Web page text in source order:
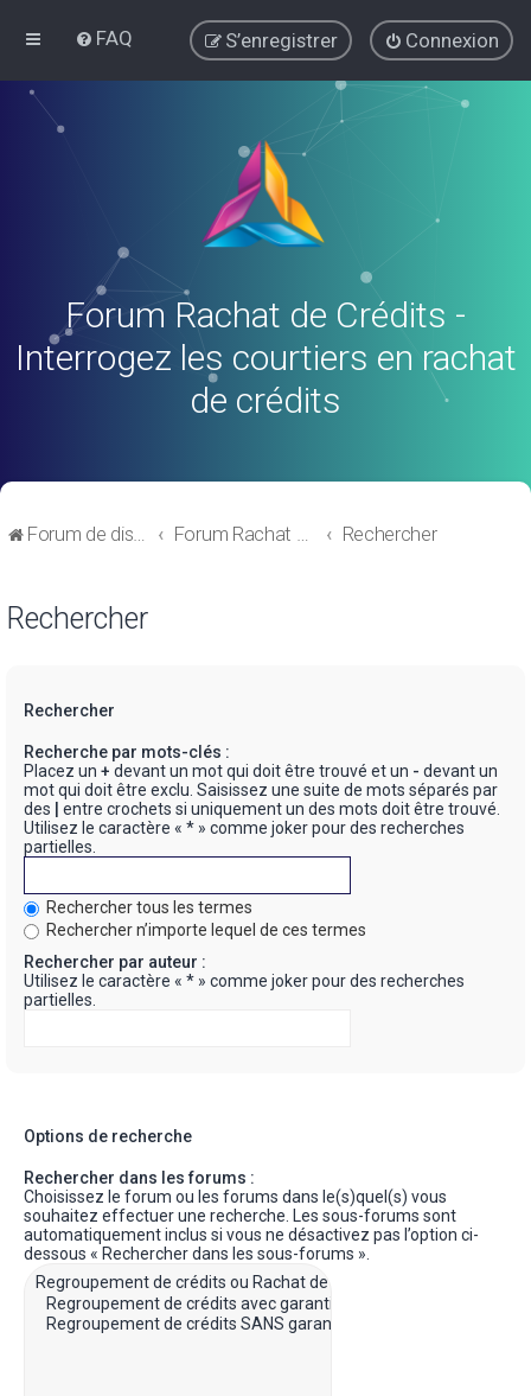
FAQ Connexion
S’enregistrer
Forum Rachat de Crédits -
Interrogez les courtiers en rachat
de crédits
Forum de discussions sur le Regroupement de Crédits et le Rachat de Crédits Forum Rachat de Crédits Rechercher
Rechercher
Rechercher
Recherche par mots-clés :
Placez un + devant un mot qui doit être trouvé et un - devant un
mot qui doit être exclu. Saisissez une suite de mots séparés par
des
entre crochets si uniquement un des mots doit être trouvé.
Utilisez le caractère « * » comme joker pour des recherches
partielles.
Rechercher tous les termes
Rechercher n’importe lequel de ces termes
Rechercher par auteur :
Utilisez le caractère « * » comme joker pour des recherches
partielles.
Options de recherche
Rechercher dans les forums :
Choisissez le forum ou les forums dans le(s)quel(s) vous
souhaitez effectuer une recherche. Les sous-forums sont
automatiquement inclus si vous ne désactivez pas l’option ci-
dessous « Rechercher dans les sous-forums ».